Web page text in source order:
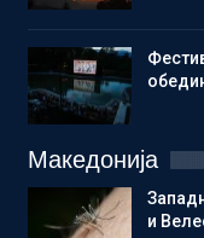
Македонија
и